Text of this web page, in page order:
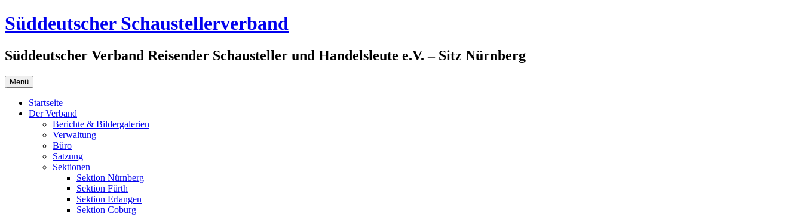
Zum
Inhalt
Süddeutscher Schaustellerverband
Süddeutscher Verband Reisender Schausteller und Handelsleute e.V. – Sitz Nürnberg
Menü
Startseite
Der Verband
Berichte & Bildergalerien
Verwaltung
Büro
Satzung
Sektionen
Sektion Nürnberg
Sektion Fürth
Sektion Erlangen
Sektion Coburg